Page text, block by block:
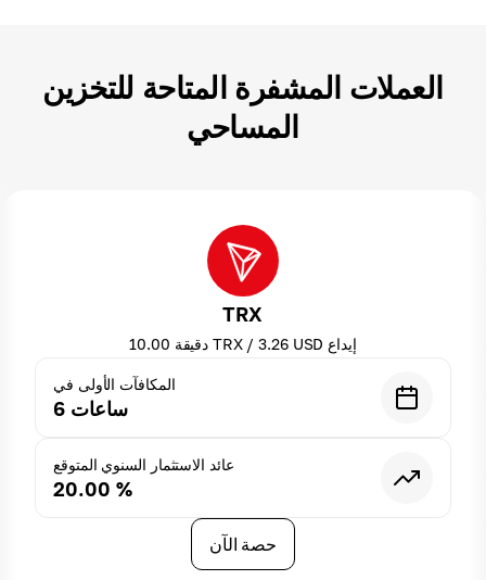
العملات المشفرة المتاحة للتخزين
المساحي
TRX
دقيقة 10.00 TRX/3.26 USD إيداع
المكافآت الأولى في
6 ساعات
عائد الاستثمار السنوي المتوقع
20.00 %
حصة الآن